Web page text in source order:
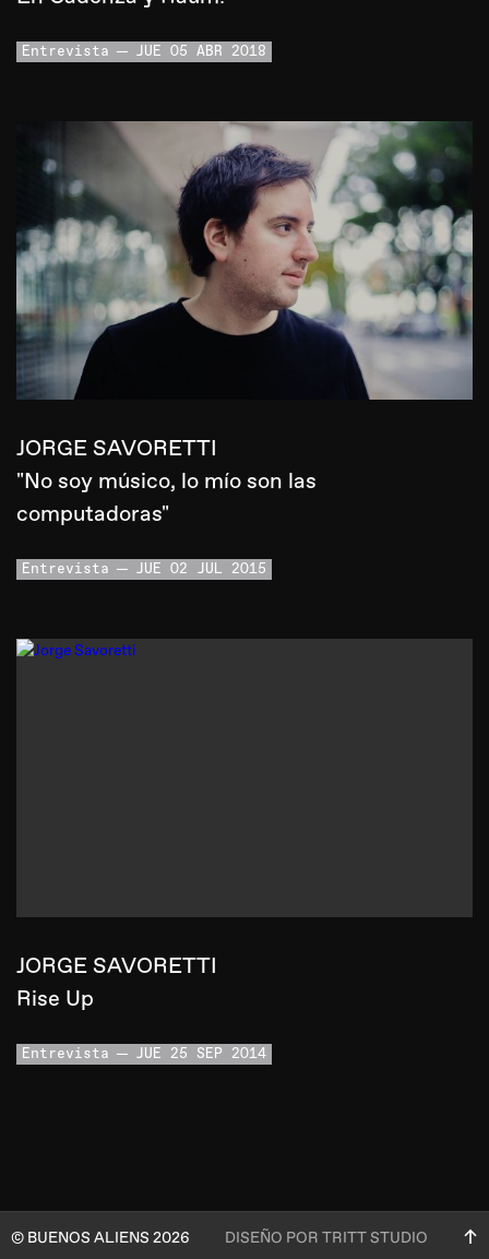
Entrevista JUE 05 ABR 2018
JORGE SAVORETTI
"No soy músico, lo mío son las
computadoras"
Entrevista JUE 02 JUL 2015
JORGE SAVORETTI
Rise Up
Entrevista JUE 25 SEP 2014
© BUENOS ALIENS 2026 DISEÑO POR TRITT STUDIO